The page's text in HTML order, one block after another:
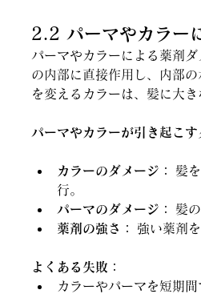
2.2 パーマやカラー
パーマやカラーによる薬剤
の内部に直接作用し、内部
を変えるカラーは、髪に大き
パーマやカラーが引き起こす
カラーのダメージ：
髪
行。
パーマのダメージ：
髪
薬剤の強さ：
強い薬剤
よくある失敗：
カラーやパーマを短期